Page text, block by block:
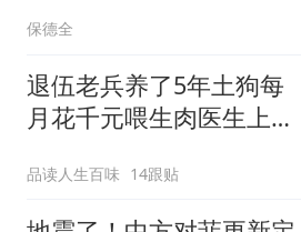
保德全
退伍老兵养了5年土狗每
月花千元喂生肉医生上门
品读人生百味 14跟贴